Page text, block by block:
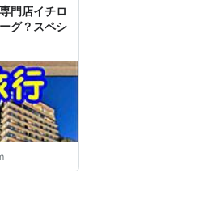
門店イチロ
グ？スペシ